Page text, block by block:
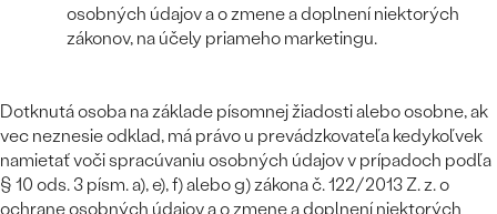
PREZRIEŤ
SYMBOLICKÉ
PODĽA PRÍLEŽITOSTI
PODĽA FARBY
osobných údajov a o zmene a doplnení niektorých
zákonov, na účely priameho marketingu.
Dotknutá osoba na základe písomnej žiadosti alebo osobne, ak
vec neznesie odklad, má právo u prevádzkovateľa kedykoľvek
namietať voči spracúvaniu osobných údajov v prípadoch podľa
§ 10 ods. 3 písm. a), e), f) alebo g) zákona č. 122/2013 Z. z. o
ochrane osobných údajov a o zmene a doplnení niektorých